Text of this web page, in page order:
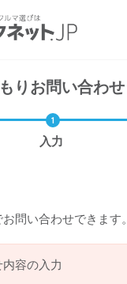
りお問い合わせ
入力
問い合わせできます。
容の入力